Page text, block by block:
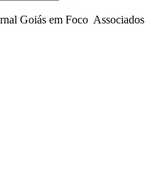
Goiás em Foco Associados